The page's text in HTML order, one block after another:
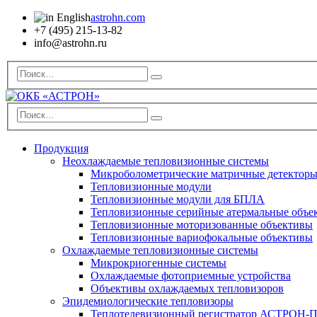
astrohn.com
+7 (495) 215-13-82
info@astrohn.ru
Продукция
Неохлаждаемые тепловизионные системы
Микроболометрические матричные детекторы
Тепловизионные модули
Тепловизионные модули для БПЛА
Тепловизионные серийные атермальные
Тепловизионные моторизованные объективы
Тепловизионные вариофокальные объективы
Охлаждаемые тепловизионные системы
Микрокриогенные системы
Охлаждаемые фотоприемные устройства
Объективы охлаждаемых тепловизоров
Эпидемиологические тепловизоры
Теплотелевизионный регистратор АСТРОН-